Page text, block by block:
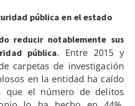
pública en el estado
reducir notablemente sus
pública. Entre 2015 y
carpetas de investigación
en la entidad ha caído
que el número de delitos